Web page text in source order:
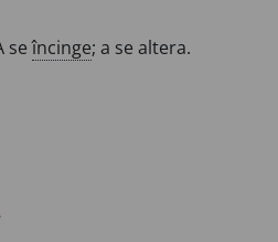
seîncinge; a se altera.
.